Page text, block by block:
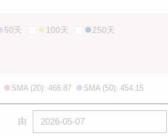
50天 100天 250天
SMA (20): 466.87 SMA (50): 454.15
由